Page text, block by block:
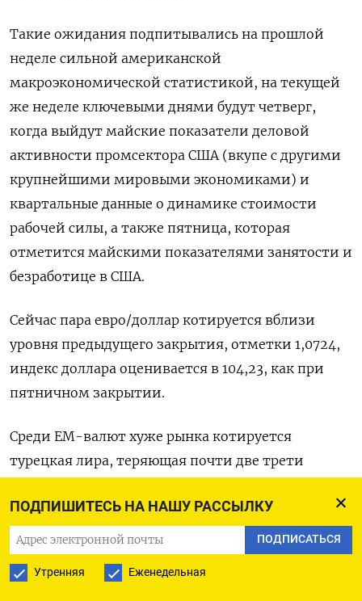
ПОДПИШИТЕСЬ НА НАШУ РАССЫЛКУ
ПОДПИСАТЬСЯ
Утренняя Еженедельная
Такие ожидания подпитывались на прошлой
неделе сильной американской
макроэкономической статистикой, на текущей
же неделе ключевыми днями будут четверг,
когда выйдут майские показатели деловой
активности промсектора США (вкупе с другими
крупнейшими мировыми экономиками) и
квартальные данные о динамике стоимости
рабочей силы, а также пятница, которая
отметится майскими показателями занятости и
безработице в США.
Сейчас пара евро/доллар котируется вблизи
уровня предыдущего закрытия, отметки 1,0724,
индекс доллара оценивается в 104,23, как при
пятничном закрытии.
Среди ЕМ-валют хуже рынка котируется
турецкая лира, теряющая почти две трети
переизбрание президента Турции Тайипа
Эрдогана; китайский юань вновь дешевеет,
теряя 0,2% на континентальных площадках
(7,0778), и четверть процента - на офшорных